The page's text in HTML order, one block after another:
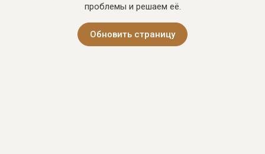
проблемы и решаем её.
Обновить страницу